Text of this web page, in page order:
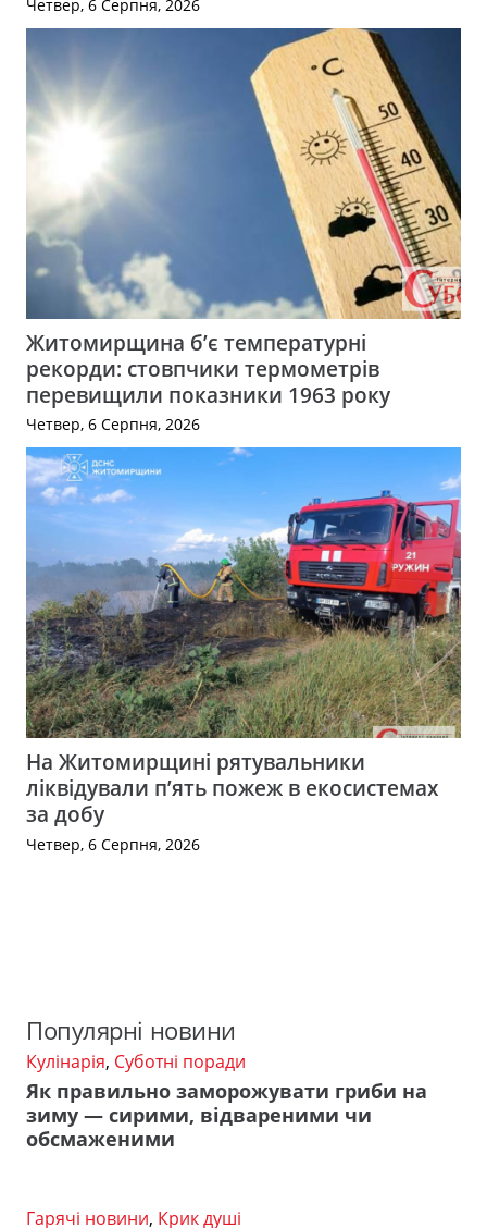
Четвер, 6 Серпня, 2026
Житомирщина б’є температурні
рекорди: стовпчики термометрів
перевищили показники 1963 року
Четвер, 6 Серпня, 2026
На Житомирщині рятувальники
ліквідували п’ять пожеж в екосистемах
за добу
Четвер, 6 Серпня, 2026
Популярні новини
Кулінарія, Суботні поради
Як правильно заморожувати гриби на
зиму — сирими, відвареними чи
обсмаженими
Гарячі новини, Крик душі